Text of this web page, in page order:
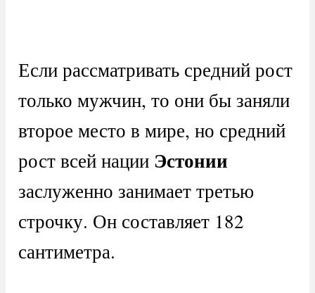
Если рассматривать средний рост
только мужчин, то они бы заняли
второе место в мире, но средний
рост всей нации Эстонии
заслуженно занимает третью
строчку. Он составляет 182
сантиметра.